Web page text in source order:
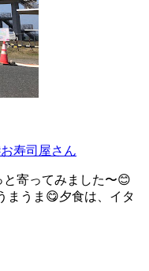
寿司屋さん
寄ってみました〜😊
まうま😋夕食は、イタ